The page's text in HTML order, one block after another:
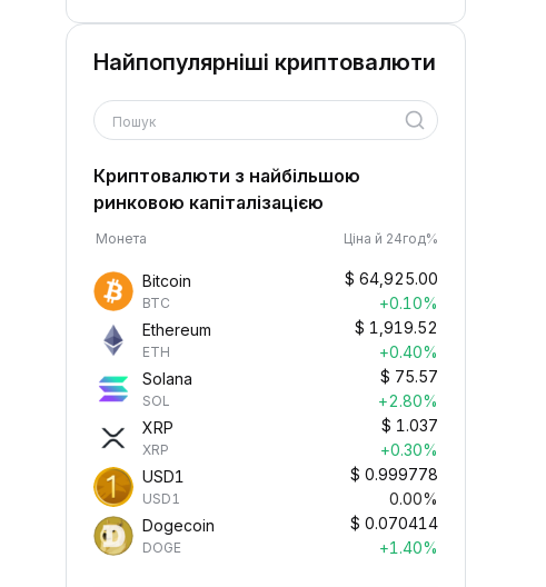
Найпопулярніші криптовалюти
Пошук
Криптовалюти з найбільшою
ринковою капіталізацією
Монета Ціна й 24год%
Bitcoin
BTC
$ 64,925.00
+0.10%
Ethereum
ETH
$ 1,919.52
+0.40%
Solana
SOL
$ 75.57
+2.80%
XRP
XRP
$ 1.037
+0.30%
USD1
USD1
$ 0.999778
0.00%
Dogecoin
DOGE
$ 0.070414
+1.40%